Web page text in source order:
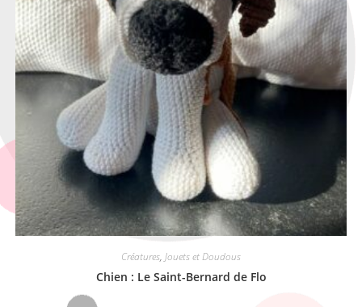
Créatures, Jouets et Doudous
Chien : Le Saint-Bernard de Flo